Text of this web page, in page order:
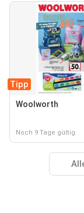
Tipp
Woolworth
Noch 9 Tage gültig